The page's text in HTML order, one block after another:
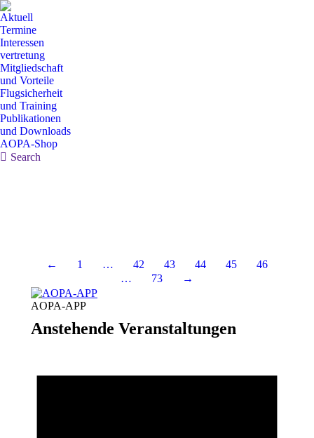
Aktuell
Termine
Interessen
vertretung
Mitgliedschaft
und Vorteile
Flugsicherheit
und Training
Publikationen
und Downloads
AOPA-Shop
Search:
Search
← 1 … 42 43 44 45
46
…
73 →
AOPA-APP
Anstehende Veranstaltungen